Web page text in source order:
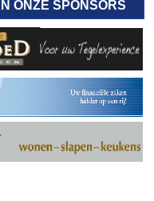
ONZE SPONSORS